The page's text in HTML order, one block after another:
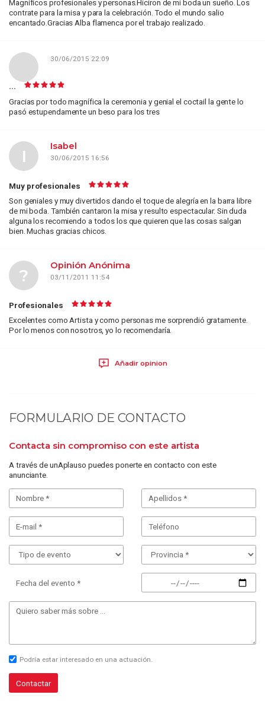
Magníficos profesionales y personas.Hiciron de mi boda un sueño. Los
contrate para la misa y para la celebración. Todo el mundo salio
encantado.Gracias Alba flamenca por el trabajo realizado.
30/06/2015 22:09
...
Gracias por todo magnífica la ceremonia y genial el coctail la gente lo
pasó estupendamente un beso para los tres
Isabel
30/06/2015 16:56
I
Muy profesionales
Son geniales y muy divertidos dando el toque de alegría en la barra libre
de mi boda. También cantaron la misa y resulto espectacular. Sin duda
alguna los recomiendo a todos los que quieren que las cosas salgan
bien. Muchas gracias chicos.
Opinión Anónima
03/11/2011 11:54
?
Profesionales
Excelentes como Artista y como personas me sorprendió gratamente.
Por lo menos con nosotros, yo lo recomendaría.
Añadir opinion
FORMULARIO DE CONTACTO
Contacta sin compromiso con este artista
A través de unAplauso puedes ponerte en contacto con este
anunciante.
Fecha del evento *
Podría estar interesado en una actuación.
Contactar